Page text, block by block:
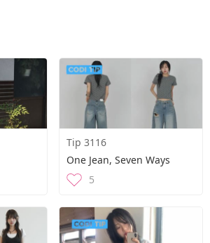
Tip 3116
One Jean, Seven Ways
5